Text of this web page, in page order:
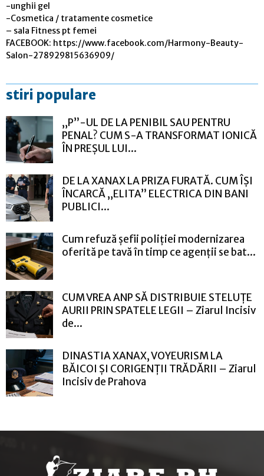
-unghii gel
-Cosmetica / tratamente cosmetice
– sala Fitness pt femei
FACEBOOK: https://www.facebook.com/Harmony-Beauty-
Salon-278929815636909/
stiri populare
„P”-UL DE LA PENIBIL SAU PENTRU
PENAL? CUM S-A TRANSFORMAT IONICĂ
ÎN PREȘUL LUI...
DE LA XANAX LA PRIZA FURATĂ. CUM ÎȘI
ÎNCARCĂ „ELITA” ELECTRICA DIN BANI
PUBLICI...
Cum refuză șefii poliției modernizarea
oferită pe tavă în timp ce agenții se bat...
CUM VREA ANP SĂ DISTRIBUIE STELUȚE
AURII PRIN SPATELE LEGII – Ziarul Incisiv
de...
DINASTIA XANAX, VOYEURISM LA
BĂICOI ȘI CORIGENȚII TRĂDĂRII – Ziarul
Incisiv de Prahova